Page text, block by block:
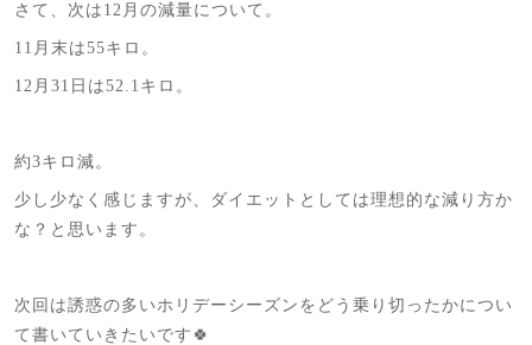
さて、次は12月の減量について。
11月末は55キロ。
12月31日は52.1キロ。
約3キロ減。
少し少なく感じますが、ダイエットとしては理想的な減り方か
な？と思います。
次回は誘惑の多いホリデーシーズンをどう乗り切ったかについ
て書いていきたいです🍀